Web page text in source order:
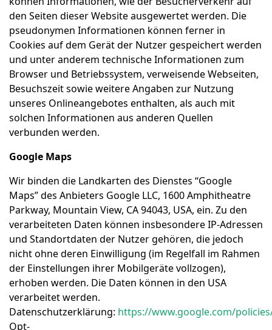
den Seiten dieser Website ausgewertet werden. Die
pseudonymen Informationen können ferner in
Cookies auf dem Gerät der Nutzer gespeichert werden
und unter anderem technische Informationen zum
Browser und Betriebssystem, verweisende Webseiten,
Besuchszeit sowie weitere Angaben zur Nutzung
unseres Onlineangebotes enthalten, als auch mit
solchen Informationen aus anderen Quellen
verbunden werden.
Google Maps
Wir binden die Landkarten des Dienstes “Google
Maps” des Anbieters Google LLC, 1600 Amphitheatre
Parkway, Mountain View, CA 94043, USA, ein. Zu den
verarbeiteten Daten können insbesondere IP-Adressen
und Standortdaten der Nutzer gehören, die jedoch
nicht ohne deren Einwilligung (im Regelfall im Rahmen
der Einstellungen ihrer Mobilgeräte vollzogen),
erhoben werden. Die Daten können in den USA
verarbeitet werden.
Datenschutzerklärung: https://www.google.com/
Opt-